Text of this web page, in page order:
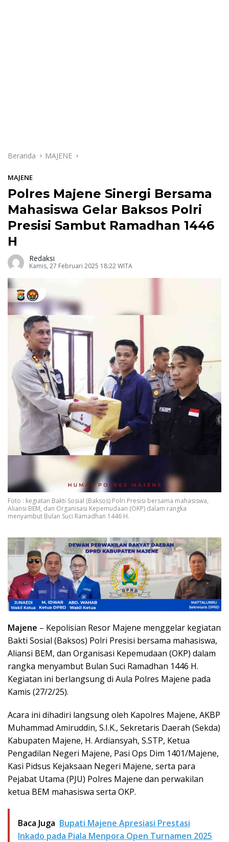
Beranda MAJENE
MAJENE
Polres Majene Sinergi Bersama
Mahasiswa Gelar Baksos Polri
Presisi Sambut Ramadhan 1446
H
Redaksi
Kamis, 27 Februari 2025 18:22 WITA
Foto : kegiatan Bakti Sosial (Baksos) Polri Presisi bersama mahasiswa,
Aliansi BEM, dan Organisasi Kepemudaan (OKP) dalam rangka
menyambut Bulan Suci Ramadhan 1446 H.
Majene – Kepolisian Resor Majene menggelar kegiatan
Bakti Sosial (Baksos) Polri Presisi bersama mahasiswa,
Aliansi BEM, dan Organisasi Kepemudaan (OKP) dalam
rangka menyambut Bulan Suci Ramadhan 1446 H.
Kegiatan ini berlangsung di Aula Polres Majene pada
Kamis (27/2/25).
Acara ini dihadiri langsung oleh Kapolres Majene, AKBP
Muhammad Amiruddin, S.I.K., Sekretaris Daerah (Sekda)
Kabupaten Majene, H. Ardiansyah, S.STP, Ketua
Pengadilan Negeri Majene, Pasi Ops Dim 1401/Majene,
Kasi Pidsus Kejaksaan Negeri Majene, serta para
Pejabat Utama (PJU) Polres Majene dan perwakilan
ketua BEM mahasiswa serta OKP.
Baca Juga Bupati Majene Apresiasi Prestasi
Inkado pada Piala Menpora Open Turnamen 2025